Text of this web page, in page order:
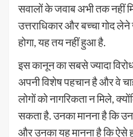
सवालों के जवाब अभी तक नहीं
उत्तराधिकार और बच्चा गोद
होगा, यह तय नहीं हुआ है.
इस कानून का सबसे ज्यादा
अपनी विशेष पहचान है और वे
लोगों को नागरिकता न मिले,
सकता है. उनका मानना है कि
और उनका यह मानना है कि ऐसे